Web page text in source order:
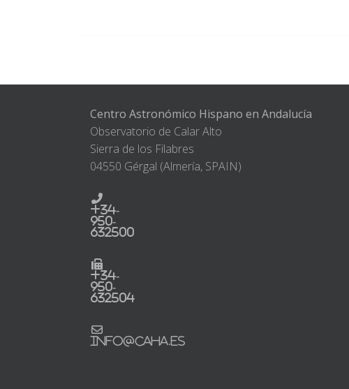
Centro Astronómico Hispano en Andalucía
Observatorio de Calar Alto
Sierra de los Filabres
04550 Gérgal (Almería, SPAIN)
+34-
950-
632500
+34-
950-
632504
info@caha.es